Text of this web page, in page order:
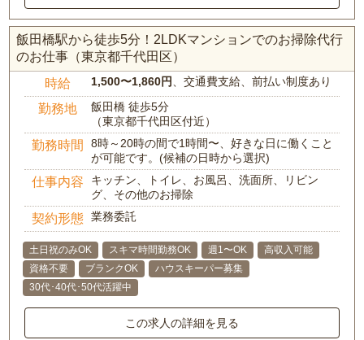
飯田橋駅から徒歩5分！2LDKマンションでのお掃除代行
のお仕事（東京都千代田区）
時給 1,500〜1,860円、交通費支給、前払い制度あり
勤務地
飯田橋 徒歩5分
（東京都千代田区付近）
勤務時間
8時～20時の間で1時間〜、好きな日に働くこと
が可能です。(候補の日時から選択)
仕事内容
キッチン、トイレ、お風呂、洗面所、リビン
グ、その他のお掃除
契約形態 業務委託
土日祝のみOK スキマ時間勤務OK 週1〜OK
高収入可能
資格不要
ブランクOK
ハウスキーパー募集
30代･40代･50代活躍中
この求人の詳細を見る